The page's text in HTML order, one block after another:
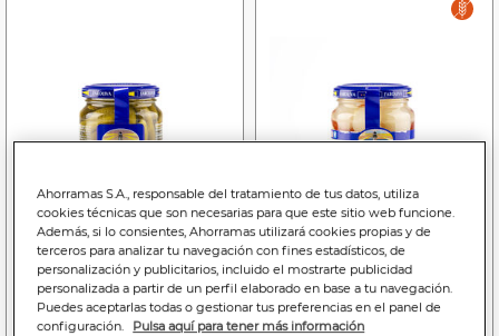
2,25€ 2,55€
Ahorramas S.A., responsable del tratamiento de tus datos, utiliza
cookies técnicas que son necesarias para que este sitio web funcione.
Además, si lo consientes, Ahorramas utilizará cookies propias y de
terceros para analizar tu navegación con fines estadísticos, de
personalización y publicitarios, incluido el mostrarte publicidad
personalizada a partir de un perfil elaborado en base a tu navegación.
Puedes aceptarlas todas o gestionar tus preferencias en el panel de
configuración.
Pulsa aquí para tener más información